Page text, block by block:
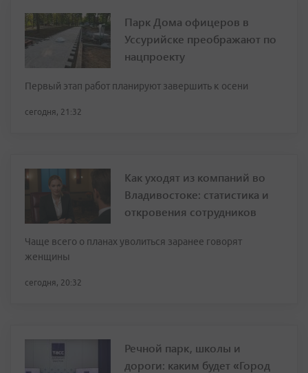
Парк Дома офицеров в
Уссурийске преображают по
нацпроекту
Первый этап работ планируют завершить к осени
сегодня, 21:32
Как уходят из компаний во
Владивостоке: статистика и
откровения сотрудников
Чаще всего о планах уволиться заранее говорят
женщины
сегодня, 20:32
Речной парк, школы и
дороги: каким будет «Город